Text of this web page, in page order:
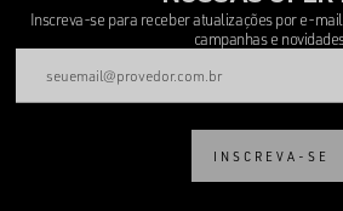
Inscreva-se para receber atualizações por e-
campanhas e
INSCREVA-SE